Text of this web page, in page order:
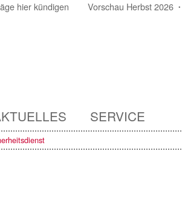
hier kündigen Vorschau Herbst 2026
SERVICE